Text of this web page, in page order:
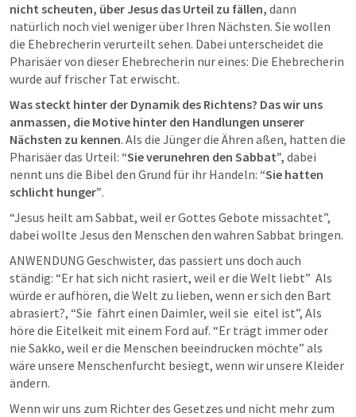
nicht scheuten, über Jesus das Urteil zu fällen, dann
natürlich noch viel weniger über Ihren Nächsten. Sie wollen
die Ehebrecherin verurteilt sehen. Dabei unterscheidet die
Pharisäer von dieser Ehebrecherin nur eines: Die Ehebrecherin
wurde auf frischer Tat erwischt.
Was steckt hinter der Dynamik des Richtens? Das wir uns
anmassen, die Motive hinter den Handlungen unserer
Nächsten zu kennen. Als die Jünger die Ähren aßen, hatten die
Pharisäer das Urteil: “Sie verunehren den Sabbat”, dabei
nennt uns die Bibel den Grund für ihr Handeln: “Sie hatten
schlicht hunger”.
“Jesus heilt am Sabbat, weil er Gottes Gebote missachtet”,
dabei wollte Jesus den Menschen den wahren Sabbat bringen.
ANWENDUNG Geschwister, das passiert uns doch auch
ständig: “Er hat sich nicht rasiert, weil er die Welt liebt”  Als
würde er aufhören, die Welt zu lieben, wenn er sich den Bart
abrasiert?, “Sie  fährt einen Daimler, weil sie  eitel ist”, Als
höre die Eitelkeit mit einem Ford auf. “Er trägt immer oder
nie Sakko, weil er die Menschen beeindrucken möchte” als
wäre unsere Menschenfurcht besiegt, wenn wir unsere Kleider
ändern.
Wenn wir uns zum Richter des Gesetzes und nicht mehr zum